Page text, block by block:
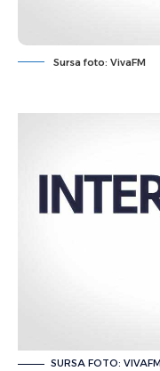
Sursa foto: VivaFM
SURSA FOTO: VIVAFM